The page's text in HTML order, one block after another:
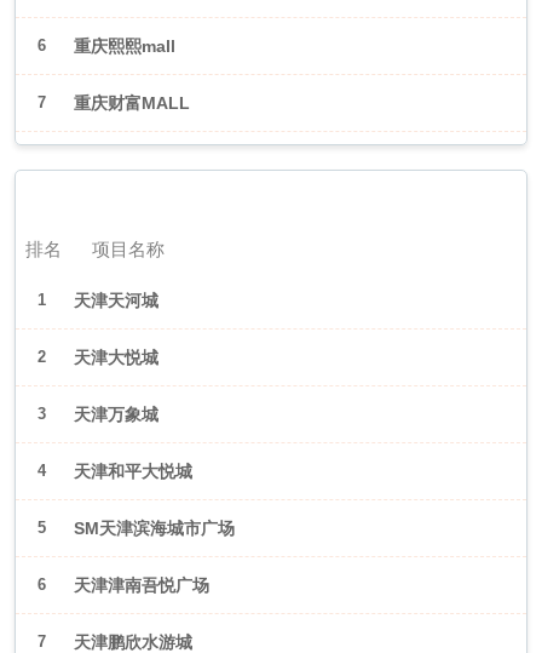
6 重庆熙熙mall
7 重庆财富MALL
排名 项目名称
1 天津天河城
2 天津大悦城
3 天津万象城
4 天津和平大悦城
5 SM天津滨海城市广场
6 天津津南吾悦广场
7 天津鹏欣水游城